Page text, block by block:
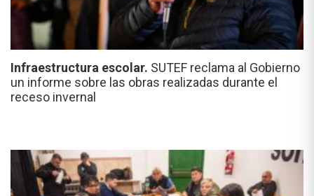
Infraestructura escolar. SUTEF reclama al Gobierno
un informe sobre las obras realizadas durante el
receso invernal